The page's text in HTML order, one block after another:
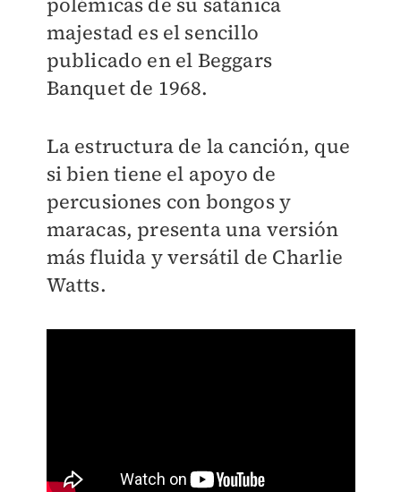
majestad es el sencillo
publicado en el Beggars
Banquet de 1968.
La estructura de la canción, que
si bien tiene el apoyo de
percusiones con bongos y
maracas, presenta una versión
más fluida y versátil de Charlie
Watts.